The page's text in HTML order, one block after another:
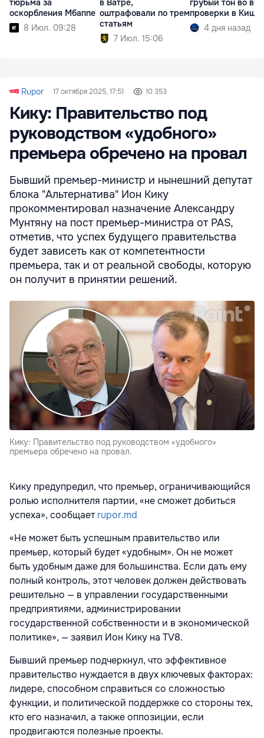
оскорбления Мбаппе
8 Июл. 09:28
оштрафовали по трем
статьям
7 Июл. 15:06
проверки в
4 дня назад
Rupor 17 октября 2025, 17:51 10 353
Кику: Правительство под
руководством «удобного»
премьера обречено на провал
Бывший премьер-министр и нынешний депутат
блока "Альтернатива" Ион Кику
прокомментировал назначение Александру
Мунтяну на пост премьер-министра от PAS,
отметив, что успех будущего правительства
будет зависеть как от компетентности
премьера, так и от реальной свободы, которую
он получит в принятии решений.
Кику: Правительство под руководством «удобного»
премьера обречено на провал.
Кику предупредил, что премьер, ограничивающийся
ролью исполнителя партии, «не сможет добиться
успеха», сообщаетrupor.md
«Не может быть успешным правительство или
премьер, который будет «удобным». Он не может
быть удобным даже для большинства. Если дать ему
полный контроль, этот человек должен действовать
решительно — в управлении государственными
предприятиями, администрировании
государственной собственности и в экономической
политике», — заявил Ион Кику на TV8.
Бывший премьер подчеркнул, что эффективное
правительство нуждается в двух ключевых факторах:
лидере, способном справиться со сложностью
функции, и политической поддержке со стороны тех,
кто его назначил, а также оппозиции, если
продвигаются полезные проекты.